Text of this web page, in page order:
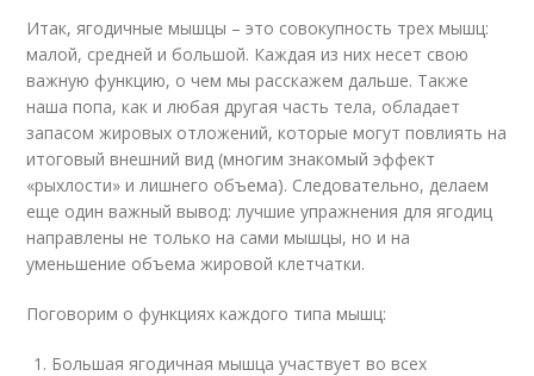
Итак, ягодичные мышцы – это совокупность трех мышц:
малой, средней и большой. Каждая из них несет свою
важную функцию, о чем мы расскажем дальше. Также
наша попа, как и любая другая часть тела, обладает
запасом жировых отложений, которые могут повлиять на
итоговый внешний вид (многим знакомый эффект
«рыхлости» и лишнего объема). Следовательно, делаем
еще один важный вывод: лучшие упражнения для ягодиц
направлены не только на сами мышцы, но и на
уменьшение объема жировой клетчатки.
Поговорим о функциях каждого типа мышц:
Большая ягодичная мышца участвует во всех